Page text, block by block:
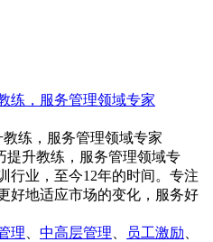
练，服务管理领域专家
提升教练，服务管理领域专
行业，至今12年的时间。专注
好地适应市场的变化，服务好
理 中高层管理 员工激励